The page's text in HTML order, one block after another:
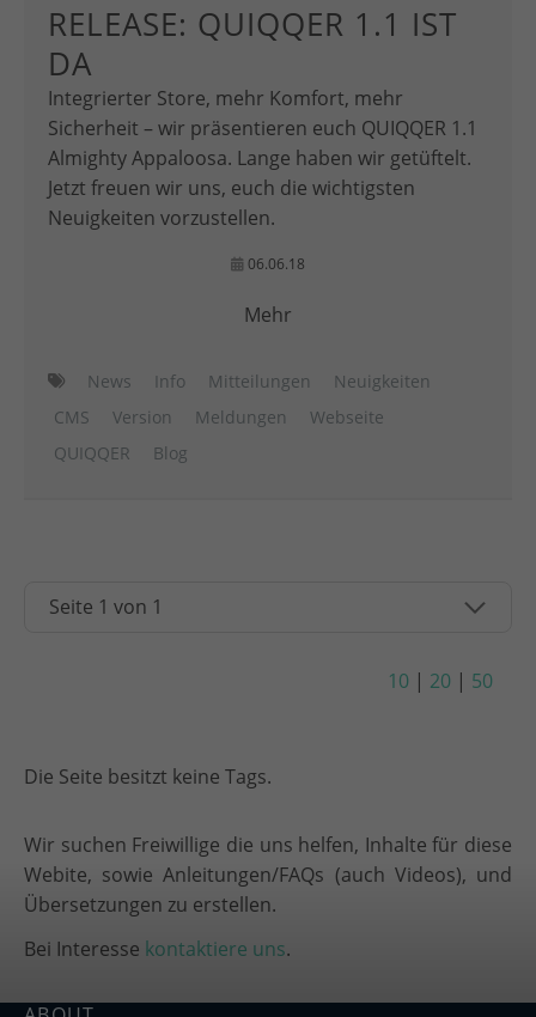
RELEASE: QUIQQER 1.1 IST
DA
Integrierter Store, mehr Komfort, mehr
Sicherheit – wir präsentieren euch QUIQQER 1.1
Almighty Appaloosa. Lange haben wir getüftelt.
Jetzt freuen wir uns, euch die wichtigsten
Neuigkeiten vorzustellen.
06.06.18
Mehr
News Info Mitteilungen
Neuigkeiten
CMS
Version Meldungen
Webseite
QUIQQER
Blog
10 | 20 | 50
Die Seite besitzt keine Tags.
Wir suchen Freiwillige die uns helfen, Inhalte für diese
Webite, sowie Anleitungen/FAQs (auch Videos), und
Übersetzungen zu erstellen.
Bei Interesse kontaktiere uns.